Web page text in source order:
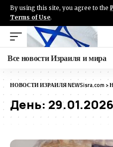
By using this site, you agree to the
Terms of Use.
Все новости Израиля и мира
НОВОСТИ ИЗРАИЛЯ NEWSisra.com >
День:29.01.2026